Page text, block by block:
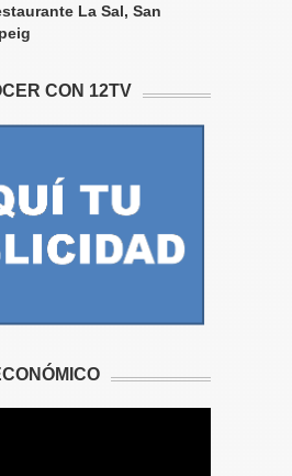
La Sal, San
CON 12TV